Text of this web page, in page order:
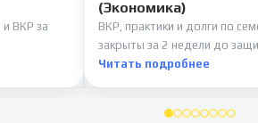
и ВКР за
(Экономика)
ВКР, практики и долги по
закрыты за 2 недели до
Читать подробнее